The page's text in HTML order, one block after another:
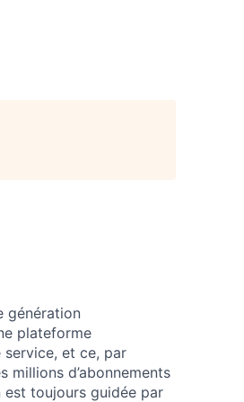
génération
plateforme
service, et ce, par
millions d’abonnements
toujours guidée par